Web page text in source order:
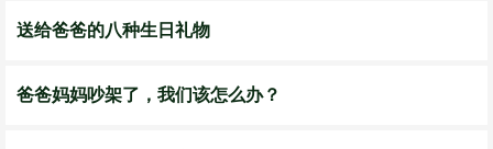
送给爸爸的八种生日礼物
爸爸妈妈吵架了，我们该怎么办？